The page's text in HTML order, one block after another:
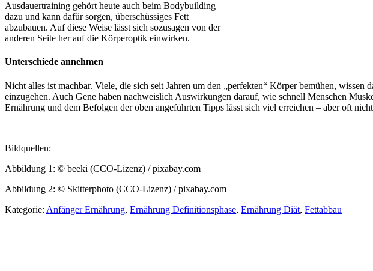
Ausdauertraining gehört heute auch beim Bodybuilding
dazu und kann dafür sorgen, überschüssiges Fett
abzubauen. Auf diese Weise lässt sich sozusagen von der
anderen Seite her auf die Körperoptik einwirken.
Unterschiede annehmen
Nicht alles ist machbar. Viele, die sich seit Jahren um den „perfekten“ Körper bemühen,
einzugehen. Auch Gene haben nachweislich Auswirkungen darauf, wie schnell Menschen
Ernährung und dem Befolgen der oben angeführten Tipps lässt sich viel erreichen – aber oft
Bildquellen:
Abbildung 1: © beeki (CCO-Lizenz) / pixabay.com
Abbildung 2: © Skitterphoto (CCO-Lizenz) / pixabay.com
Kategorie: Anfänger Ernährung, Ernährung Definitionsphase, Ernährung Diät, Fettabbau